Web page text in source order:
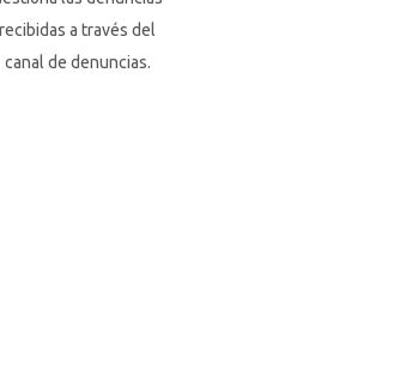
recibidas a través del
canal de denuncias.